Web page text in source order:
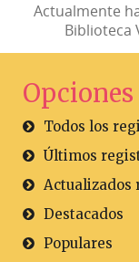
Actualmente
Biblioteca
Opciones
Todos los
Últimos
Actualizados
Destacados
Populares